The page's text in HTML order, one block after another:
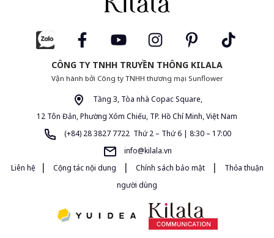
CÔNG TY TNHH TRUYỀN THÔNG KILALA
Vận hành bởi Công ty TNHH thương mại Sunflower
Tầng 3, Tòa nhà Copac Square,
12 Tôn Đản, Phường Xóm Chiếu, TP. Hồ Chí Minh, Việt Nam
(+84) 28 3827 7722 Thứ 2 – Thứ 6 | 8:30 – 17:00
info@kilala.vn
Liên hệ
| Cộng tác nội dung | Chính sách bảo mật |
Thỏa thuận
người dùng